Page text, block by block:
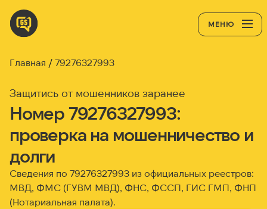
МЕНЮ
Главная 79276327993
Защитись от мошенников заранее
Номер 79276327993:
проверка на мошенничество и
долги
Сведения по 79276327993 из официальных реестров:
МВД, ФМС (ГУВМ МВД), ФНС, ФССП, ГИС ГМП, ФНП
(Нотариальная палата).